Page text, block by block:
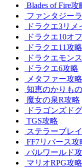
Blades of Fire攻
ファンタジー
ドラクエ3リメ
ドラクエ10オ
ドラクエ11攻略
ドラクエモン
ドラクエ6攻略
メタファー攻略
知恵のかりも
魔女の泉R攻略
ドラゴンズド
TGS攻略
ステラーブレ
FF7リバース攻
パルワールド
マリオRPG攻略